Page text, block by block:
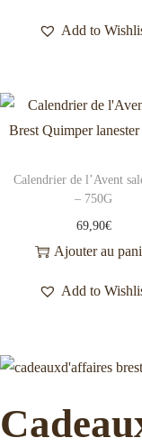
Add to
Calendrier de l’Avent
– 750G
69,90€
Ajouter au
Add to